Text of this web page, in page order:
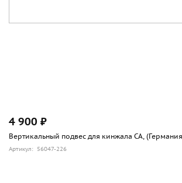
4 900 ₽
Вертикальный подвес для кинжала СА,
Артикул: 56047-226